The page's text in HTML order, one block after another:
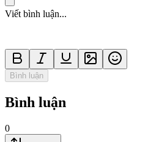
Viết bình luận...
Bình luận
Bình luận
0